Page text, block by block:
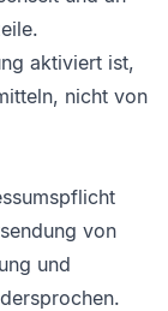
aktiviert ist,
nicht von
von
und